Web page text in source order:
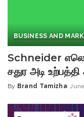
BUSINESS AND
Schneider
சதுர அடி
Posted
By Brand Tamizha